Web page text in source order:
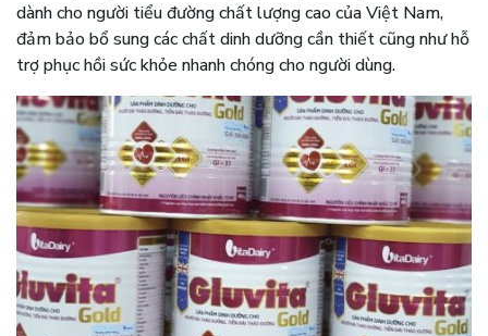
dành cho người tiểu đường chất lượng cao của Việt Nam,
đảm bảo bổ sung các chất dinh dưỡng cần thiết cũng như hỗ
trợ phục hồi sức khỏe nhanh chóng cho người dùng.